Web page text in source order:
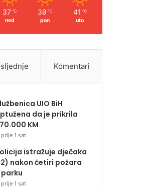
37 ℃
ned
39 ℃
pon
41 ℃
uto
Komentari
UIO BiH
da je prikrila
KM
prije 1 sat
istražuje dječaka
nakon četiri požara
parku
prije 1 sat